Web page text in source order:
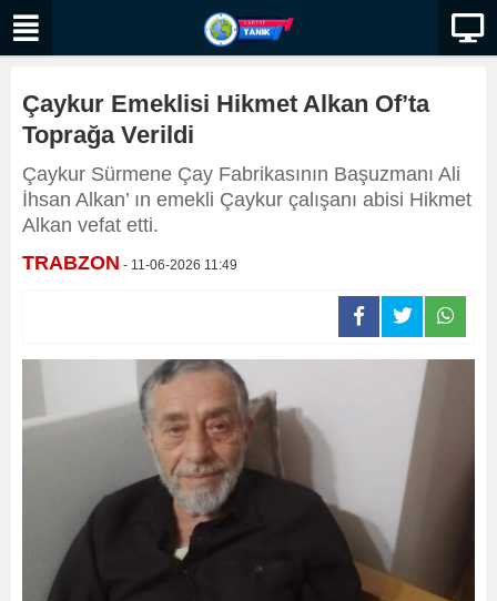
Çaykur Emeklisi Hikmet Alkan Of’ta
Toprağa Verildi
Çaykur Sürmene Çay Fabrikasının Başuzmanı Ali
İhsan Alkan’ ın emekli Çaykur çalışanı abisi Hikmet
Alkan vefat etti.
TRABZON - 11-06-2026 11:49